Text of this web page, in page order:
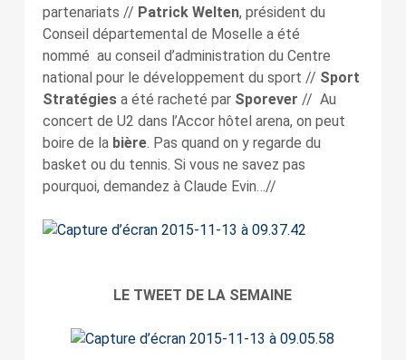
partenariats // Patrick Welten, président du
Conseil départemental de Moselle a été
nommé au conseil d’administration du Centre
national pour le développement du sport // Sport
Stratégiesa été racheté par Sporever // Au
concert de U2 dans l’Accor hôtel arena, on peut
boire de la bière. Pas quand on y regarde du
basket ou du tennis. Si vous ne savez pas
pourquoi, demandez à Claude Evin…//
LE TWEET DE LA SEMAINE